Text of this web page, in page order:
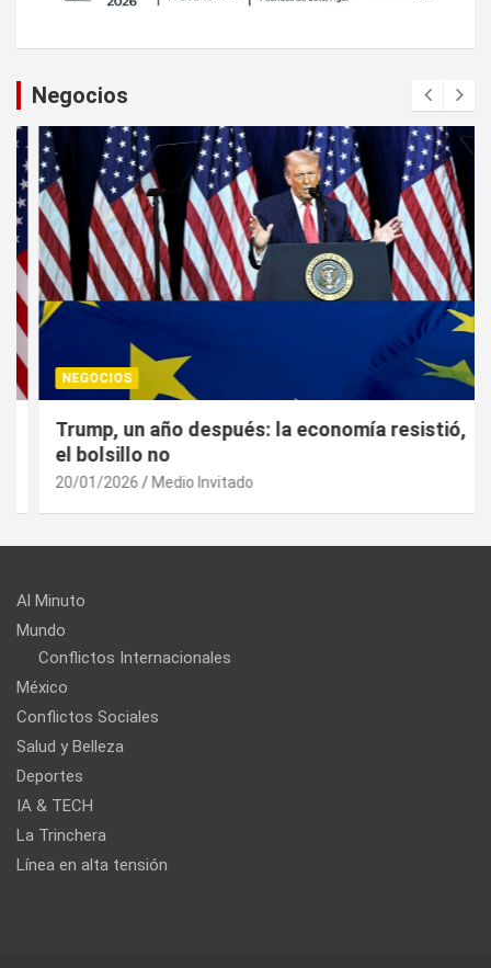
Negocios
NEGOCIOS
Trump, un año después: la economía resistió,
el bolsillo no
20/01/2026 Medio Invitado
Al Minuto
Mundo
Conflictos Internacionales
México
Conflictos Sociales
Salud y Belleza
Deportes
IA & TECH
La Trinchera
Línea en alta tensión